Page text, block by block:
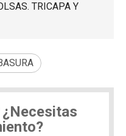
TRICAPA Y
¿Necesitas